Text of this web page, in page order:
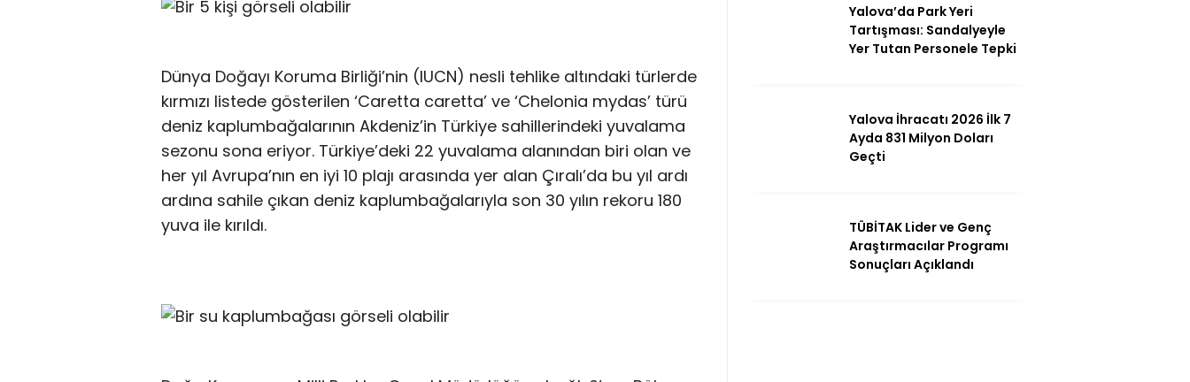
Dünya Doğayı Koruma Birliği’nin (IUCN) nesli tehlike altındaki türlerde
kırmızı listede gösterilen ‘Caretta caretta’ ve ‘Chelonia mydas’ türü
deniz kaplumbağalarının Akdeniz’in Türkiye sahillerindeki yuvalama
sezonu sona eriyor. Türkiye’deki 22 yuvalama alanından biri olan ve
her yıl Avrupa’nın en iyi 10 plajı arasında yer alan Çıralı’da bu yıl ardı
ardına sahile çıkan deniz kaplumbağalarıyla son 30 yılın rekoru 180
yuva ile kırıldı.
Yalova’da Park Yeri
Tartışması: Sandalyeyle
Yer Tutan Personele Tepki
Yalova İhracatı 2026 İlk 7
Ayda 831 Milyon Doları
Geçti
TÜBİTAK Lider ve Genç
Araştırmacılar Programı
Sonuçları Açıklandı